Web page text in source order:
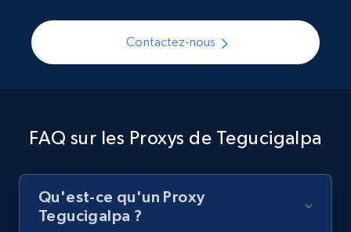
Contactez-nous
FAQ sur les Proxys de Tegucigalpa
Qu'est-ce qu'un Proxy
Tegucigalpa ?